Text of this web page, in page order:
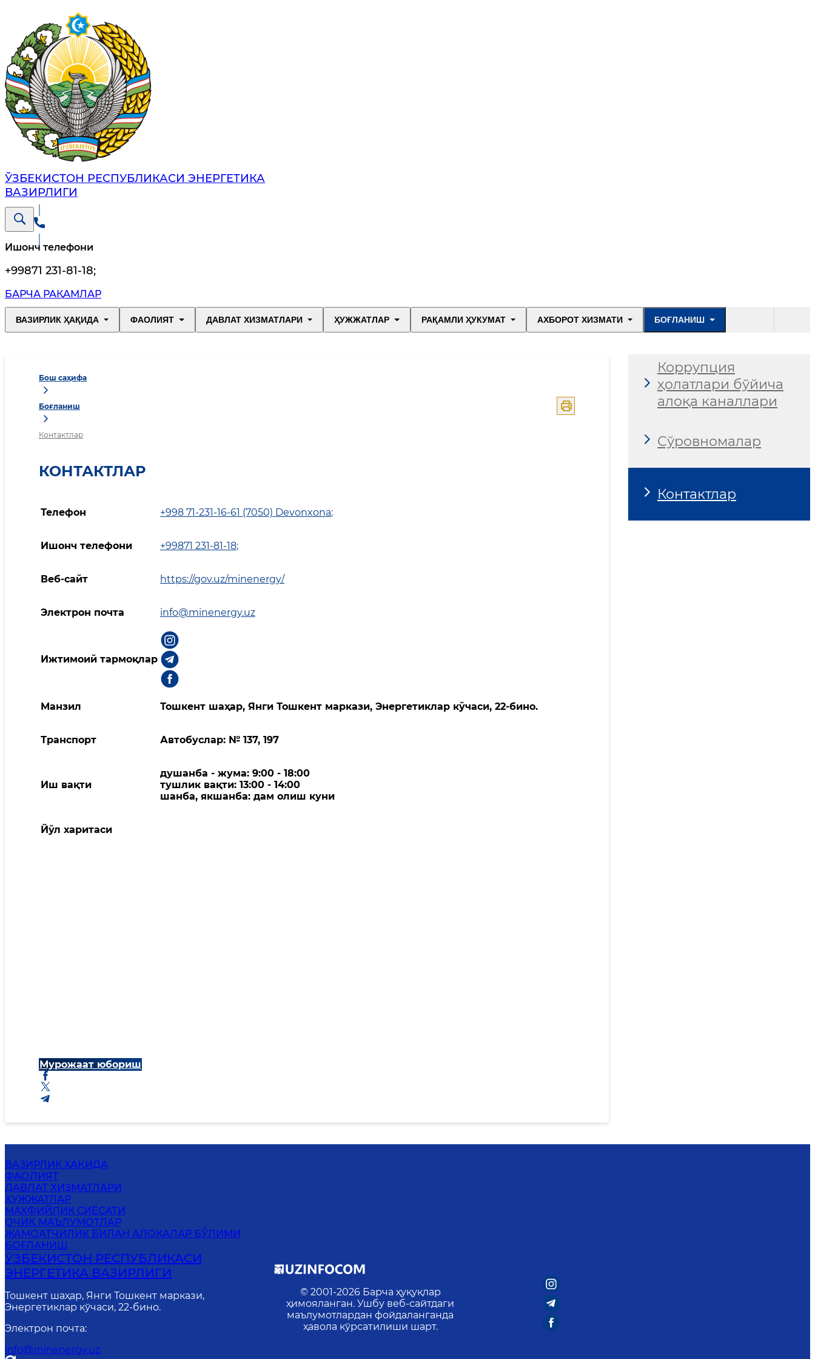
ЎЗБЕКИСТОН РЕСПУБЛИКАСИ ЭНЕРГЕТИКА
ВАЗИРЛИГИ
Ишонч телефони
+99871 231-81-18;
БАРЧА РАҚАМЛАР
ВАЗИРЛИК ҲАҚИДА ФАОЛИЯТ ДАВЛАТ ХИЗМАТЛАРИ ҲУЖЖАТЛАР РАҚАМЛИ ҲУКУМАТ АХБОРОТ ХИЗМАТИ БОҒЛАНИШ
Бош саҳифа
Боғланиш
Контактлар
КОНТАКТЛАР
Телефон +998 71-231-16-61 (7050) Devonxona;
Ишонч телефони +99871 231-81-18;
Веб-сайт https://gov.uz/minenergy/
Электрон почта info@minenergy.uz
Ижтимоий тармоқлар
Манзил Тошкент шаҳар, Янги Тошкент маркази, Энергетиклар кўчаси, 22-бино.
Транспорт Автобуслар: № 137, 197
Иш вақти
душанба - жума: 9:00 - 18:00
тушлик вақти: 13:00 - 14:00
шанба, якшанба: дам олиш куни
Йўл харитаси
Мурожаат юбориш
Коррупция
ҳолатлари бўйича
алоқа каналлари
Сўровномалар
Контактлар
ВАЗИРЛИК ҲАҚИДА
ФАОЛИЯТ
ДАВЛАТ ХИЗМАТЛАРИ
ҲУЖЖАТЛАР
МАХФИЙЛИК СИЁСАТИ
ОЧИҚ МАЪЛУМОТЛАР
ЖАМОАТЧИЛИК БИЛАН АЛОҚАЛАР БЎЛИМИ
БОҒЛАНИШ
ЎЗБЕКИСТОН РЕСПУБЛИКАСИ
ЭНЕРГЕТИКА ВАЗИРЛИГИ
Тошкент шаҳар, Янги Тошкент маркази,
Энергетиклар кўчаси, 22-бино.
Электрон почта:
info@minenergy.uz
© 2001-2026 Барча ҳуқуқлар
ҳимояланган. Ушбу веб-сайтдаги
маълумотлардан фойдаланганда
ҳавола кўрсатилиши шарт.